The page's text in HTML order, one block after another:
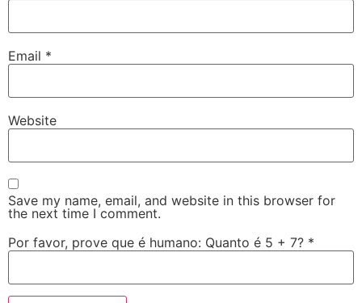
Email *
Website
Save my name, email, and website in this browser for
the next time I comment.
Por favor, prove que é humano: Quanto é 5 + 7? *